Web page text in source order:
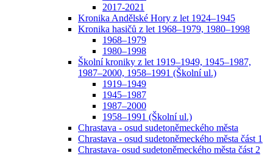
2017-2021
Kronika Andělské Hory z let 1924–1945
Kronika hasičů z let 1968–1979, 1980–1998
1968–1979
1980–1998
Školní kroniky z let 1919–1949, 1945–1987,
1987–2000, 1958–1991 (Školní ul.)
1919–1949
1945–1987
1987–2000
1958–1991 (Školní ul.)
Chrastava - osud sudetoněmeckého města
Chrastava - osud sudetoněmeckého města část 1
Chrastava- osud sudetoněmeckého města část 2